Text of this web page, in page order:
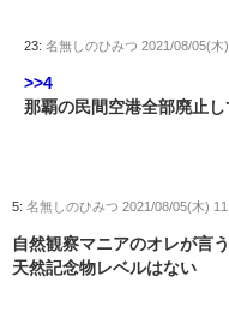
23: 名無しのひみつ 2021/08/05(木
>>4
那覇の民間空港全部廃止
5: 名無しのひみつ 2021/08/05(木)
自然観察マニアのオレが言
天然記念物レベルはない